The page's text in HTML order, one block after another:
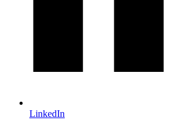
LinkedIn